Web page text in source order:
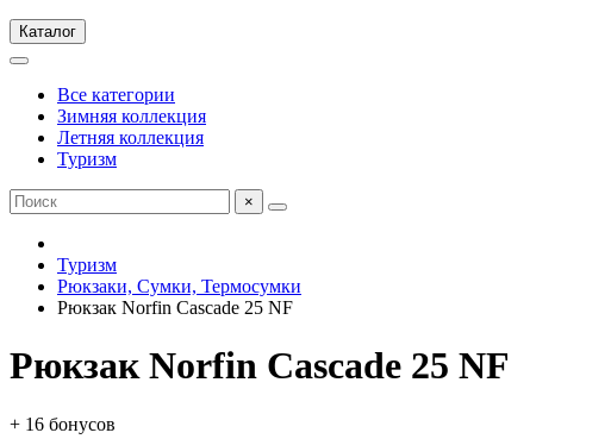
Каталог
Все категории
Зимняя коллекция
Летняя коллекция
Туризм
×
Туризм
Рюкзаки, Сумки, Термосумки
Рюкзак Norfin Cascade 25 NF
Рюкзак Norfin Cascade 25 NF
+ 16 бонусов